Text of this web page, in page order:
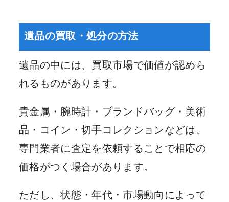
遺品の買取・処分の方法
遺品の中には、買取市場で価値が認めら
れるものがあります。
貴金属・腕時計・ブランドバッグ・美術
品・コイン・切手コレクションなどは、
専門業者に査定を依頼することで相応の
価格がつく場合があります。
ただし、状態・年代・市場動向によって